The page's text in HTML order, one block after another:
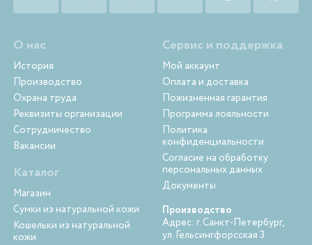
О нас
История
Производство
Охрана труда
Реквизиты организации
Сотрудничество
Вакансии
Каталог
Магазин
Сумки из натуральной кожи
Кошельки из натуральной
кожи
Сервис и поддержка
Мой аккаунт
Оплата и доставка
Пожизненная гарантия
Программа лояльности
Политика
конфиденциальности
Согласие на обработку
персональных данных
Документы
Производство
Адрес: г. Санкт-Петербург,
ул. Гельсингфорсская 3